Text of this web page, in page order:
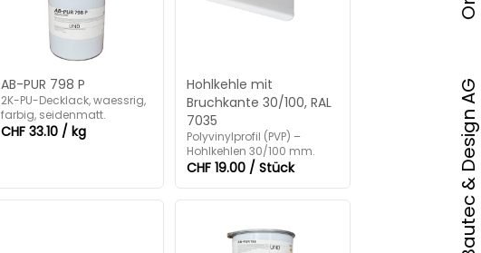
AB-PUR 798 P
2K-PU-Decklack, waessrig,
farbig, seidenmatt.
CHF 33.10 / kg
Hohlkehle mit
Bruchkante 30/100, RAL
7035
Polyvinylprofil (PVP) –
Hohlkehlen 30/100 mm.
CHF 19.00 / Stück